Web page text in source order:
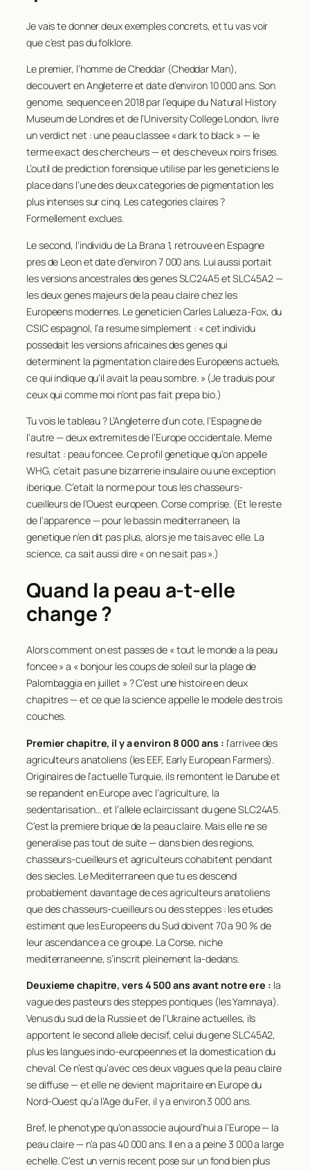
Je vais te donner deux exemples concrets, et tu vas voir
que c’est pas du folklore.
Le premier, l’homme de Cheddar (Cheddar Man),
decouvert en Angleterre et date d’environ 10 000 ans. Son
genome, sequence en 2018 par l’equipe du Natural History
Museum de Londres et de l’University College London, livre
un verdict net : une peau classee « dark to black » — le
terme exact des chercheurs — et des cheveux noirs frises.
L’outil de prediction forensique utilise par les geneticiens le
place dans l’une des deux categories de pigmentation les
plus intenses sur cinq. Les categories claires ?
Formellement exclues.
Le second, l’individu de La Brana 1, retrouve en Espagne
pres de Leon et date d’environ 7 000 ans. Lui aussi portait
les versions ancestrales des genesSLC24A5etSLC45A2—
les deux genes majeurs de la peau claire chez les
Europeens modernes. Le geneticien Carles Lalueza-Fox, du
CSIC espagnol, l’a resume simplement : « cet individu
possedait les versions africaines des genes qui
determinent la pigmentation claire des Europeens actuels,
ce qui indique qu’il avait la peau sombre. » (Je traduis pour
ceux qui comme moi n’ont pas fait prepa bio.)
Tu vois le tableau ? L’Angleterre d’un cote, l’Espagne de
l’autre — deux extremites de l’Europe occidentale. Meme
resultat : peau foncee. Ce profil genetique qu’on appelle
WHG, c’etait pas une bizarrerie insulaire ou une exception
iberique. C’etait la norme pour tous les chasseurs-
cueilleurs de l’Ouest europeen. Corse comprise. (Et le reste
de l’apparence — pour le bassin mediterraneen, la
genetique n’en dit pas plus, alors je me tais avec elle. La
science, ca sait aussi dire « on ne sait pas ».)
Quand la peau a-t-elle
change ?
Alors comment on est passes de « tout le monde a la peau
foncee » a « bonjour les coups de soleil sur la plage de
Palombaggia en juillet » ? C’est une histoire en deux
chapitres — et ce que la science appelle le modele des trois
couches.
Premier chapitre, il y a environ 8 000 ans : l’arrivee des
agriculteurs anatoliens (les EEF, Early European Farmers).
Originaires de l’actuelle Turquie, ils remontent le Danube et
se repandent en Europe avec l’agriculture, la
sedentarisation… et l’allele eclaircissant du geneSLC24A5
C’est la premiere brique de la peau claire. Mais elle ne se
generalise pas tout de suite — dans bien des regions,
chasseurs-cueilleurs et agriculteurs cohabitent pendant
des siecles. Le Mediterraneen que tu es descend
probablement davantage de ces agriculteurs anatoliens
que des chasseurs-cueilleurs ou des steppes : les etudes
estiment que les Europeens du Sud doivent 70 a 90 % de
leur ascendance a ce groupe. La Corse, niche
mediterraneenne, s’inscrit pleinement la-dedans.
Deuxieme chapitre, vers 4 500 ans avant notre ere : la
vague des pasteurs des steppes pontiques (les Yamnaya).
Venus du sud de la Russie et de l’Ukraine actuelles, ils
apportent le second allele decisif, celui du geneSLC45A2,
plus les langues indo-europeennes et la domestication du
cheval. Ce n’est qu’avec ces deux vagues que la peau claire
se diffuse — et elle ne devient majoritaire en Europe du
Nord-Ouest qu’a l’Age du Fer, il y a environ 3 000 ans.
Bref, le phenotype qu’on associe aujourd’hui a l’Europe — la
peau claire — n’a pas 40 000 ans. Il en a a peine 3 000 a large
echelle. C’est un vernis recent pose sur un fond bien plus